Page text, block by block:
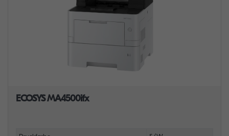
ECOSYS MA4500ifx